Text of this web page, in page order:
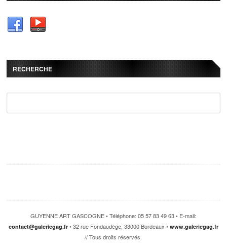
RECHERCHE
GUYENNE ART GASCOGNE • Téléphone: 05 57 83 49 63 • E-mail:
contact@galeriegag.fr• 32 rue Fondaudège, 33000 Bordeaux • www.galeriegag.fr
// Tous droits réservés.